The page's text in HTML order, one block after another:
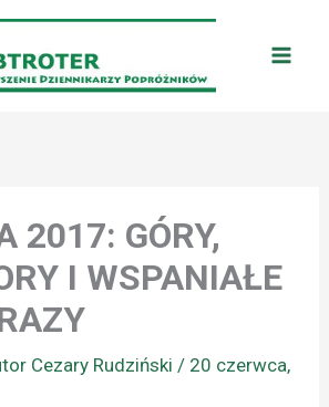
2017: GÓRY,
I WSPANIAŁE
Cezary Rudziński/ 20 czerwca,